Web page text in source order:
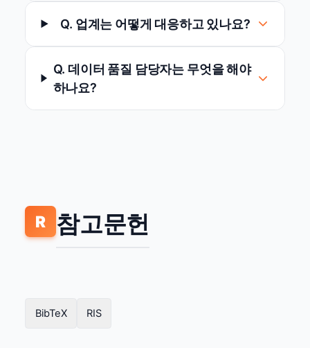
Q. 업계는 어떻게 대응하고 있나요?
Q. 데이터 품질 담당자는 무엇을 해야
하나요?
R 참고문헌
BibTeX RIS